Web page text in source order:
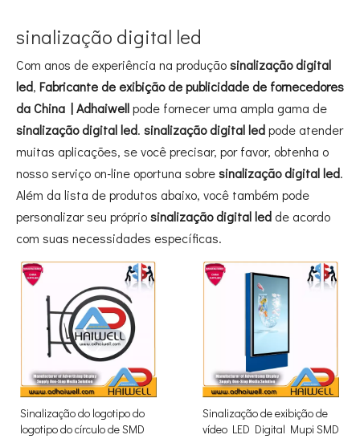
sinalização digital led
Com anos de experiência na produçãosinalização digital
led, Fabricante de exibição de publicidade de fornecedores
da China | Adhaiwellpode fornecer uma ampla gama de
sinalização digital led. sinalização digital ledpode atender
muitas aplicações, se você precisar, por favor, obtenha o
nosso serviço on-line oportuna sobresinalização digital led.
Além da lista de produtos abaixo, você também pode
personalizar seu própriosinalização digital led de acordo
com suas necessidades específicas.
Sinalização do logotipo do
logotipo do círculo de SMD
Sinalização de exibição de
vídeo LED Digital Mupi SMD